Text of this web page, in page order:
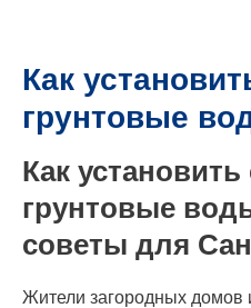
Как
грунтовые
Как
грунтовые
советы для
Жители загородных домов